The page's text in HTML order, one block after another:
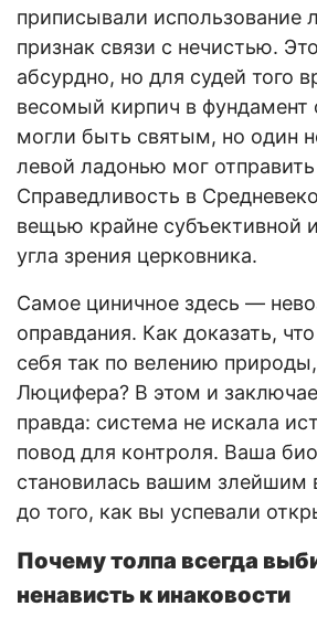
приписывали использование
признак связи с нечистью.
абсурдно, но для судей того
весомый кирпич в фундамент
могли быть святым, но один
левой ладонью мог отправить
Справедливость в
вещью крайне субъективной
угла зрения церковника.
Самое циничное здесь —
оправдания. Как доказать,
себя так по велению
Люцифера? В этом и
правда: система не искала
повод для контроля. Ваша
становилась вашим злейшим
до того, как вы успевали
Почему толпа всегда
ненависть к инаковости